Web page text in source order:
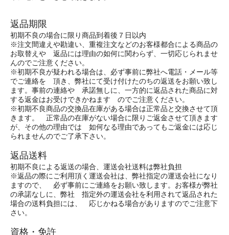
返品期限
初期不良の場合に限り商品到着後７日以内
※注文間違えや勘違い、重複注文などのお客様都合による商品の
お取替えや 返品には理由の如何に関わらず、一切応じられませ
んのでご注意ください。
※初期不良が疑われる場合は、必ず事前に弊社へ電話・メール等
でご連絡を 頂き、弊社にて受け付けたのちの返送をお願い致し
ます。事前の連絡や 承諾無しに、一方的に返品された商品に対
する返金はお受けできかねます のでご注意ください。
※初期不良商品の交換品在庫がある場合は正常品と交換させて頂
きます。 正常品の在庫がない場合に限りご返金させて頂きます
が、その他の理由では 如何なる理由であってもご返金には応じ
られませんのでご了承下さい。
返品送料
初期不良による返送の場合、運送会社送料は弊社負担
※返品の際にご利用頂く運送会社は、弊社指定の運送会社になり
ますので、 必ず事前にご連絡をお願い致します。お客様が弊社
の承諾なしに、弊社 指定外の運送会社を利用されて返品された
場合の送料負担には、 応じかねる場合がありますのでご注意下
さい。
資格・免許